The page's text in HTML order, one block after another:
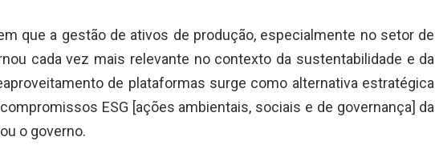
que a gestão de ativos de produção, especialmente no setor de
cada vez mais relevante no contexto da sustentabilidade e da
de plataformas surge como alternativa estratégica
ESG [ações ambientais, sociais e de governança] da
o governo.